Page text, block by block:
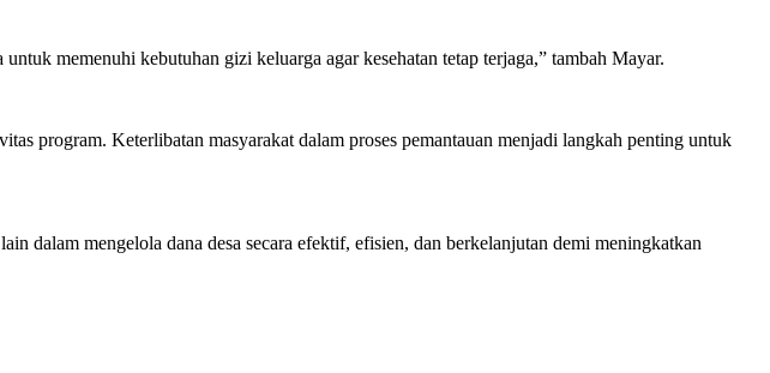
memenuhi kebutuhan gizi keluarga agar kesehatan tetap terjaga,” tambah Mayar.
program. Keterlibatan masyarakat dalam proses pemantauan menjadi langkah penting untuk
dalam mengelola dana desa secara efektif, efisien, dan berkelanjutan demi meningkatkan